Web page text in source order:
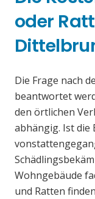
oder
Die Frage nach
beantwortet
den örtlichen
abhängig. Ist
Wohngebäude
und Ratten